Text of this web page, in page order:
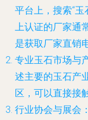
平台上，搜索“玉
上认证的厂家通
是获取厂家直销
专业玉石市场与
述主要的玉石产
区，可以直接接
行业协会与展会